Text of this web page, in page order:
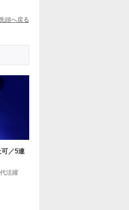
頭へ戻る
／5連
活躍